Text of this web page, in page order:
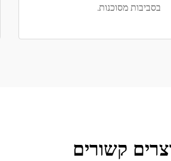
בסביבות מסוכנות.
קשורים